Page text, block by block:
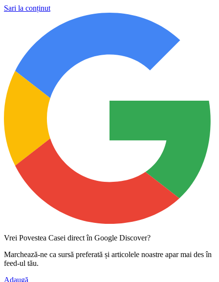
Sari la conținut
Vrei Povestea Casei direct în Google Discover?
Marchează-ne ca sursă preferată și articolele noastre apar mai des în
feed-ul tău.
Adaugă